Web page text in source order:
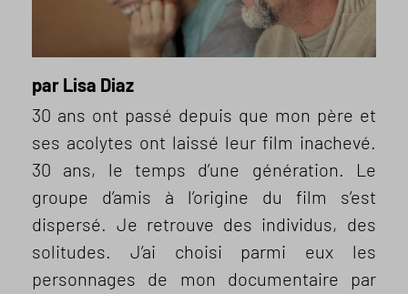
par Lisa Diaz
30 ans ont passé depuis que mon père et
ses acolytes ont laissé leur film inachevé.
30 ans, le temps d’une génération. Le
groupe d’amis à l’origine du film s’est
dispersé. Je retrouve des individus, des
solitudes. J’ai choisi parmi eux les
personnages de mon documentaire par